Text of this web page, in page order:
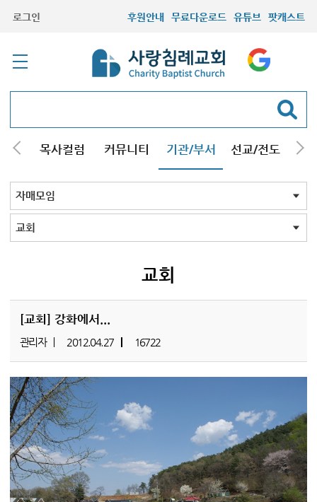
로그인 후원안내 무료다운로드 유튜브 팟캐스트
해 목사컬럼 커뮤니티 기관/부서 선교/전도 질
교회학교
청년부
청장년부
형제모임
자매모임
기타모임
어르신모임
영재과학반
신학원
자매모임 전체
교회
교회
[교회] 강화에서...
관리자 2012.04.27 16722